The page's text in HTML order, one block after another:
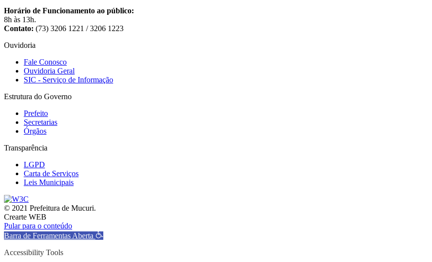
Horário de Funcionamento ao público:
8h às 13h.
Contato: (73) 3206 1221 / 3206 1223
Ouvidoria
Fale Conosco
Ouvidoria Geral
SIC - Serviço de Informação
Estrutura do Governo
Prefeito
Secretarias
Órgãos
Transparência
LGPD
Carta de Serviços
Leis Municipais
© 2021 Prefeitura de Mucuri.
Crearte WEB
Pular para o conteúdo
Barra de Ferramentas Aberta
Accessibility Tools